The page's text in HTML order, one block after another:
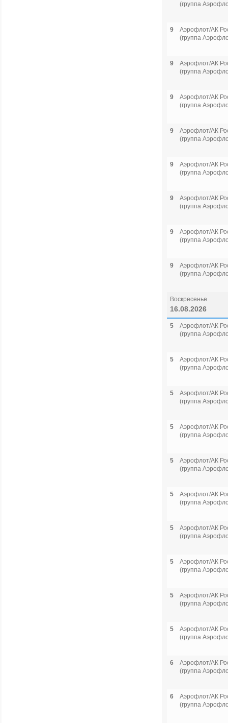
(группа
9
Аэрофлот/АК
(группа
9
Аэрофлот/АК
(группа
9
Аэрофлот/АК
(группа
9
Аэрофлот/АК
(группа
9
Аэрофлот/АК
(группа
9
Аэрофлот/АК
(группа
9
Аэрофлот/АК
(группа
9
Аэрофлот/АК
(группа
Воскресенье
16.08.2026
5
Аэрофлот/АК
(группа
5
Аэрофлот/АК
(группа
5
Аэрофлот/АК
(группа
5
Аэрофлот/АК
(группа
5
Аэрофлот/АК
(группа
5
Аэрофлот/АК
(группа
5
Аэрофлот/АК
(группа
5
Аэрофлот/АК
(группа
5
Аэрофлот/АК
(группа
5
Аэрофлот/АК
(группа
6
Аэрофлот/АК
(группа
6
Аэрофлот/АК
(группа